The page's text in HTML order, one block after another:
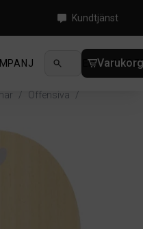
Kundtjänst
NYHETER
/ Offensiva
/